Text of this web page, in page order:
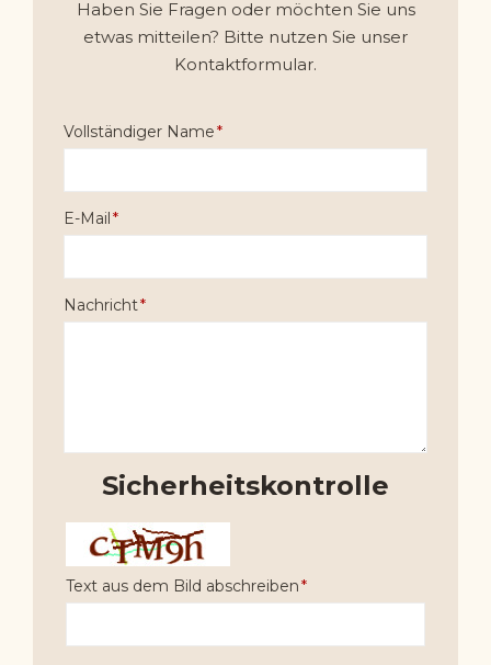
Haben Sie Fragen oder möchten Sie uns
etwas mitteilen? Bitte nutzen Sie unser
Kontaktformular.
Vollständiger Name
E-Mail
Nachricht
Sicherheitskontrolle
Text aus dem Bild abschreiben